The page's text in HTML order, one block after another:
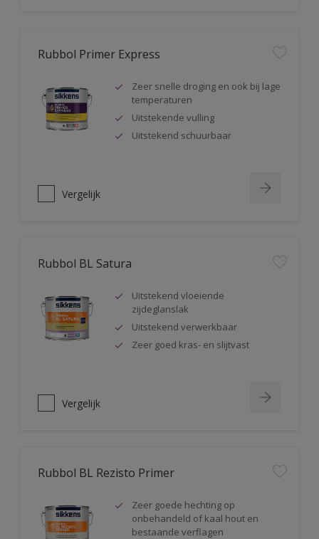
Rubbol Primer Express
Zeer snelle droging en ook bij lage
temperaturen
Uitstekende vulling
Uitstekend schuurbaar
Vergelijk
Rubbol BL Satura
Uitstekend vloeiende
zijdeglanslak
Uitstekend verwerkbaar
Zeer goed kras- en slijtvast
Vergelijk
Rubbol BL Rezisto Primer
Zeer goede hechting op
onbehandeld of kaal hout en
bestaande verflagen